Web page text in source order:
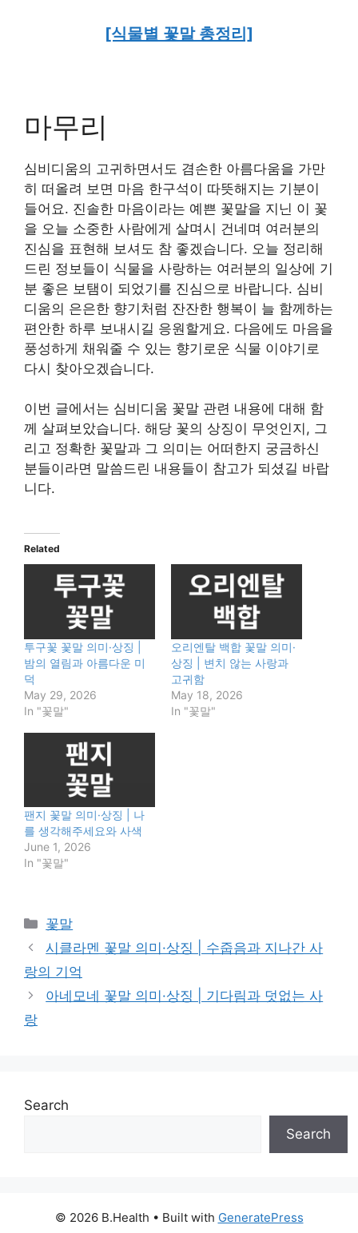
[식물별 꽃말 총정리]
마무리
심비디움의 고귀하면서도 겸손한 아름다움을 가만
히 떠올려 보면 마음 한구석이 따뜻해지는 기분이
들어요. 진솔한 마음이라는 예쁜 꽃말을 지닌 이 꽃
을 오늘 소중한 사람에게 살며시 건네며 여러분의
진심을 표현해 보셔도 참 좋겠습니다. 오늘 정리해
드린 정보들이 식물을 사랑하는 여러분의 일상에 기
분 좋은 보탬이 되었기를 진심으로 바랍니다. 심비
디움의 은은한 향기처럼 잔잔한 행복이 늘 함께하는
편안한 하루 보내시길 응원할게요. 다음에도 마음을
풍성하게 채워줄 수 있는 향기로운 식물 이야기로
다시 찾아오겠습니다.
이번 글에서는 심비디움 꽃말 관련 내용에 대해 함
께 살펴보았습니다. 해당 꽃의 상징이 무엇인지, 그
리고 정확한 꽃말과 그 의미는 어떠한지 궁금하신
분들이라면 말씀드린 내용들이 참고가 되셨길 바랍
니다.
Related
투구꽃 꽃말 의미·상징 |
밤의 열림과 아름다운 미
덕
May 29, 2026
In "꽃말"
오리엔탈 백합 꽃말 의미·
상징 | 변치 않는 사랑과
고귀함
May 18, 2026
In "꽃말"
팬지 꽃말 의미·상징 | 나
를 생각해주세요와 사색
June 1, 2026
In "꽃말"
Categories
꽃말
시클라멘 꽃말 의미·상징 | 수줍음과 지나간 사
랑의 기억
아네모네 꽃말 의미·상징 | 기다림과 덧없는 사
랑
Search
Search
© 2026 B.Health • Built with GeneratePress